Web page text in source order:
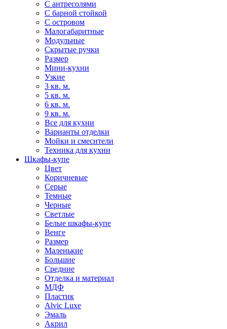
С антресолями
С барной стойкой
С островом
Малогабаритные
Модульные
Скрытые ручки
Размер
Мини-кухни
Узкие
3 кв. м.
5 кв. м.
6 кв. м.
9 кв. м.
Все для кухни
Варианты отделки
Мойки и смесители
Техника для кухни
Шкафы-купе
Цвет
Коричневые
Серые
Темные
Черные
Светлые
Белые шкафы-купе
Венге
Размер
Маленькие
Большие
Средние
Отделка и материал
МДФ
Пластик
Alvic Luxe
Эмаль
Акрил